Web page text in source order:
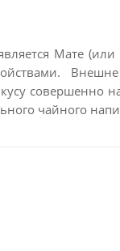
Мате(или
совершенно
чайного